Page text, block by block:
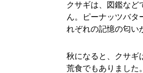
クサギは、図鑑など
ん。ピーナッツバタ
れぞれの記憶の匂い
秋になると、クサギ
荒食でもありました